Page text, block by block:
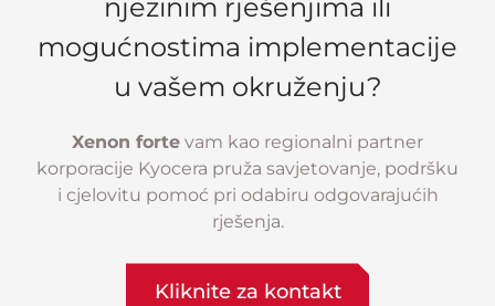
njezinim rješenjima ili
mogućnostima implementacije
u vašem okruženju?
Xenon forte vam kao regionalni partner
korporacije Kyocera pruža savjetovanje, podršku
i cjelovitu pomoć pri odabiru odgovarajućih
rješenja.
Kliknite za kontakt